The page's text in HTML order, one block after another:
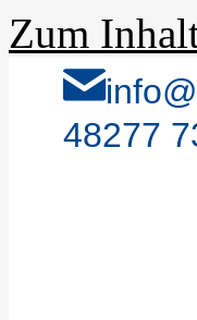
Zum
48277